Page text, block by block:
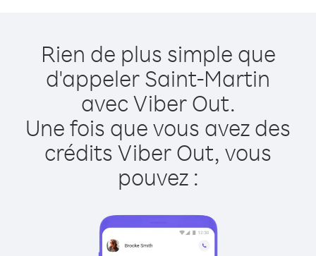
Rien de plus simple que
d'appeler Saint-Martin
avec Viber Out.
Une fois que vous avez des
crédits Viber Out, vous
pouvez :